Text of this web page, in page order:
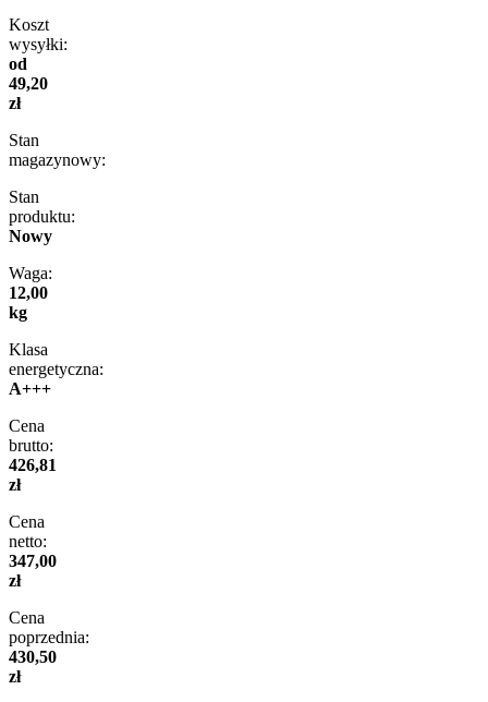
Koszt
wysyłki:
od
49,20
zł
Stan
magazynowy:
Stan
produktu:
Nowy
Waga:
12,00
kg
Klasa
energetyczna:
A+++
Cena
brutto:
426,81
zł
Cena
netto:
347,00
zł
Cena
poprzednia:
430,50
zł